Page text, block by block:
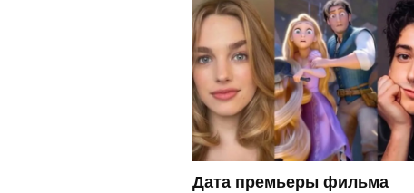
Дата премьеры фильма